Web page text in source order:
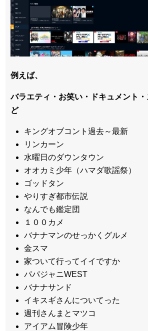
例えば、
バラエティ・お笑い・ドキュメント
ど
キングオブコント過去～最新
リンカーン
水曜日のダウンタウン
オオカミ少年（ハマダ歌謡祭）
ゴッドタン
やりすぎ都市伝説
なんでも鑑定団
１００カメ
バナナマンのせっかくグルメ
金スマ
家ついて行ってイイですか
パパジャニWEST
バナナサンド
イキスギさんについてった
週刊さんまとマツコ
アイアム冒険少年